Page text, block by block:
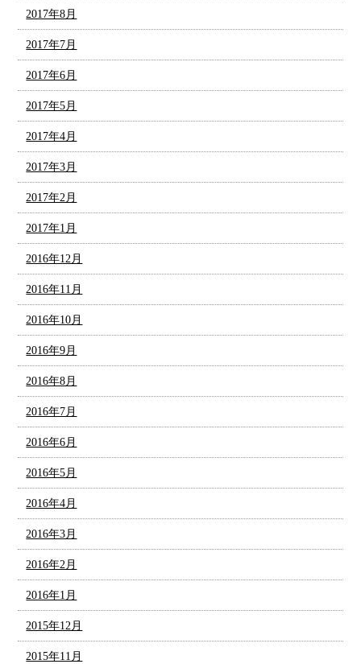
2017年8月
2017年7月
2017年6月
2017年5月
2017年4月
2017年3月
2017年2月
2017年1月
2016年12月
2016年11月
2016年10月
2016年9月
2016年8月
2016年7月
2016年6月
2016年5月
2016年4月
2016年3月
2016年2月
2016年1月
2015年12月
2015年11月